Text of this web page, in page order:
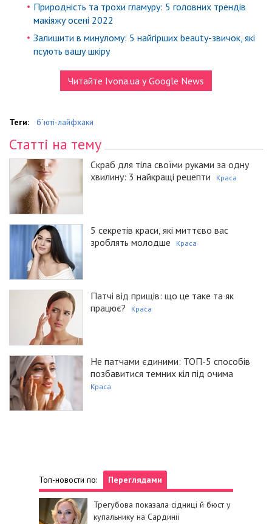
Природність та трохи гламуру: 5 головних трендів
макіяжу осені 2022
Залишити в минулому: 5 найгірших beauty-звичок, які
псують вашу шкіру
Читайте Ivona.ua у Google News
Теги: б`юті-лайфхаки
Статті на тему
Скраб для тіла своїми руками за одну
хвилину: 3 найкращі рецепти
Краса
5 секретів краси, які миттєво вас
зроблять молодше
Краса
Патчі від прищів: що це таке та як
працює?
Краса
Не патчами єдиними: ТОП-5 способів
позбавитися темних кіл під очима
Краса
Топ-новости по: Переглядами
Трегубова показала сідниці й бюст у
купальнику на Сардинії